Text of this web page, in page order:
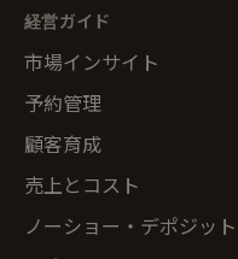
経営ガイド
市場インサイト
予約管理
顧客育成
売上とコスト
ノーショー・デポジット